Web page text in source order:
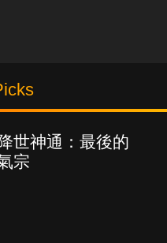
世神通：最後的
宗